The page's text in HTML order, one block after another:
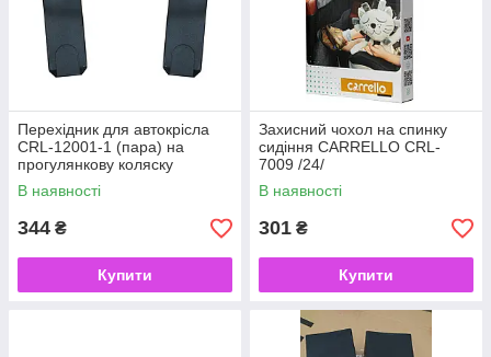
Перехідник для автокрісла
CRL-12001-1 (пара) на
прогулянкову коляску
CARRELLO Eclipse / 1 /
В наявності
344 ₴
Купити
Захисний чохол на спинку
сидіння CARRELLO CRL-
7009 /24/
В наявності
301 ₴
Купити